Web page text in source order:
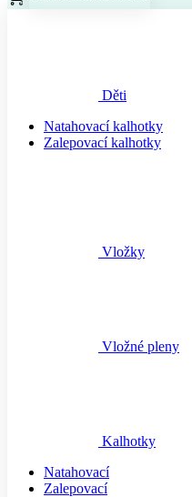
Děti
Natahovací kalhotky
Zalepovací kalhotky
Vložky
Vložné pleny
Kalhotky
Natahovací
Zalepovací